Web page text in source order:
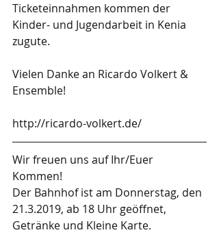
Ticketeinnahmen kommen der
Kinder- und Jugendarbeit in Kenia
zugute.
Vielen Danke an Ricardo Volkert &
Ensemble!
http://ricardo-volkert.de/
Wir freuen uns auf Ihr/Euer
Kommen!
Der Bahnhof ist am Donnerstag, den
21.3.2019, ab 18 Uhr geöffnet,
Getränke und Kleine Karte.